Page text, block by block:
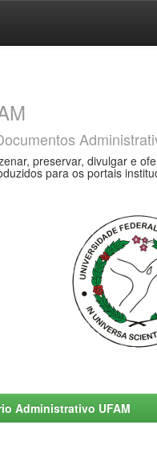
preservar, divulgar e
para os portais
Administrativo UFAM